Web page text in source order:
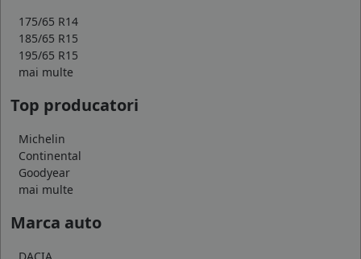
175/65 R14
185/65 R15
195/65 R15
mai multe
Top producatori
Michelin
Continental
Goodyear
mai multe
Marca auto